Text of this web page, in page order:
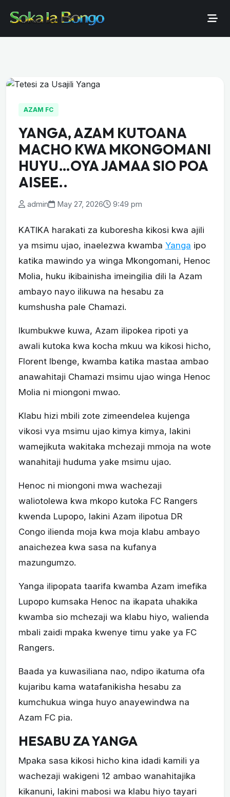
AZAM FC
YANGA, AZAM KUTOANA
MACHO KWA MKONGOMANI
HUYU…OYA JAMAA SIO POA
AISEE..
admin May 27, 2026 9:49 pm
KATIKA harakati za kuboresha kikosi kwa ajili
ya msimu ujao, inaelezwa kwamba Yanga ipo
katika mawindo ya winga Mkongomani, Henoc
Molia, huku ikibainisha imeingilia dili la Azam
ambayo nayo ilikuwa na hesabu za
kumshusha pale Chamazi.
Ikumbukwe kuwa, Azam ilipokea ripoti ya
awali kutoka kwa kocha mkuu wa kikosi hicho,
Florent Ibenge, kwamba katika mastaa ambao
anawahitaji Chamazi msimu ujao winga Henoc
Molia ni miongoni mwao.
Klabu hizi mbili zote zimeendelea kujenga
vikosi vya msimu ujao kimya kimya, lakini
wamejikuta wakitaka mchezaji mmoja na wote
wanahitaji huduma yake msimu ujao.
Henoc ni miongoni mwa wachezaji
waliotolewa kwa mkopo kutoka FC Rangers
kwenda Lupopo, lakini Azam ilipotua DR
Congo ilienda moja kwa moja klabu ambayo
anaichezea kwa sasa na kufanya
mazungumzo.
Yanga ilipopata taarifa kwamba Azam imefika
Lupopo kumsaka Henoc na ikapata uhakika
kwamba sio mchezaji wa klabu hiyo, walienda
mbali zaidi mpaka kwenye timu yake ya FC
Rangers.
Baada ya kuwasiliana nao, ndipo ikatuma ofa
kujaribu kama watafanikisha hesabu za
kumchukua winga huyo anayewindwa na
Azam FC pia.
HESABU ZA YANGA
Mpaka sasa kikosi hicho kina idadi kamili ya
wachezaji wakigeni 12 ambao wanahitajika
kikanuni, lakini mabosi wa klabu hiyo tayari